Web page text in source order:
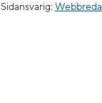
Sidansvarig: